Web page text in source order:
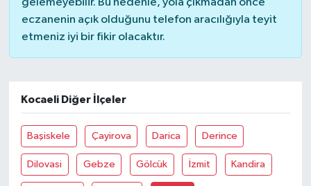
gelemeyebilir. Bu nedenle, yola çıkmadan önce
eczanenin açık olduğunu telefon aracılığıyla teyit
etmeniz iyi bir fikir olacaktır.
Kocaeli Diğer İlçeler
Başiskele Çayirova Darica Derince
Dilovasi Gebze Gölcük İzmit Kandira
YAŞAM
KÜLTÜR SANAT